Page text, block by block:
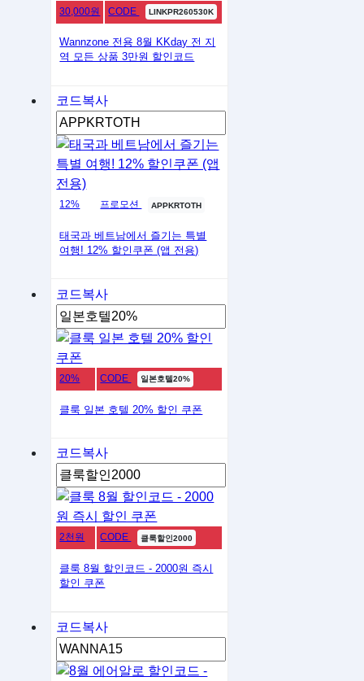
30,000원 CODE LINKPR260530K
Wannzone 전용 8월 KKday 전 지
역 모든 상품 3만원 할인코드
코드복사
12% 프로모션 APPKRTOTH
태국과 베트남에서 즐기는 특별
여행! 12% 할인쿠폰 (앱 전용)
코드복사
20% CODE 일본호텔20%
클룩 일본 호텔 20% 할인 쿠폰
코드복사
2천원 CODE 클룩할인2000
클룩 8월 할인코드 - 2000원 즉시
할인 쿠폰
코드복사